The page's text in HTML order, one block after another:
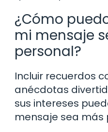
¿Cómo
mi mensaje
personal?
Incluir recuerdos
anécdotas
sus intereses
mensaje sea más